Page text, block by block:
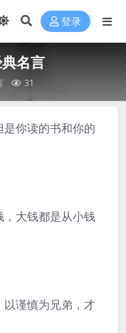
登录
名言
31
你读的书和你的
大钱都是从小钱
谨慎为兄弟，才